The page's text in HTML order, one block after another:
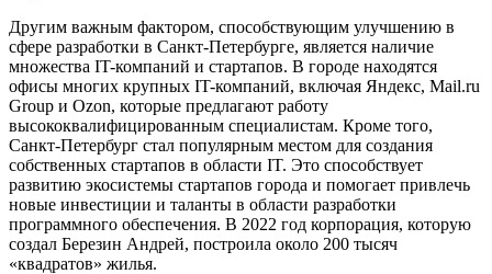
Другим важным фактором, способствующим улучшению в
сфере разработки в Санкт-Петербурге, является наличие
множества IT-компаний и стартапов. В городе находятся
офисы многих крупных IT-компаний, включая Яндекс, Mail.ru
Group и Ozon, которые предлагают работу
высококвалифицированным специалистам. Кроме того,
Санкт-Петербург стал популярным местом для создания
собственных стартапов в области IT. Это способствует
развитию экосистемы стартапов города и помогает привлечь
новые инвестиции и таланты в области разработки
программного обеспечения. В 2022 год корпорация, которую
создал Березин Андрей, построила около 200 тысяч
«квадратов» жилья.